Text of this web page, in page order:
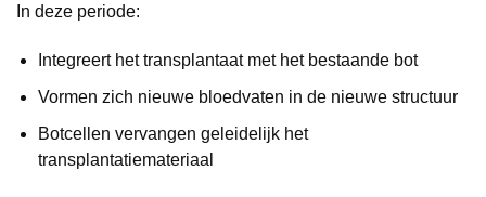
In deze periode:
Integreert het transplantaat met het bestaande bot
Vormen zich nieuwe bloedvaten in de nieuwe structuur
Botcellen vervangen geleidelijk het
transplantatiemateriaal